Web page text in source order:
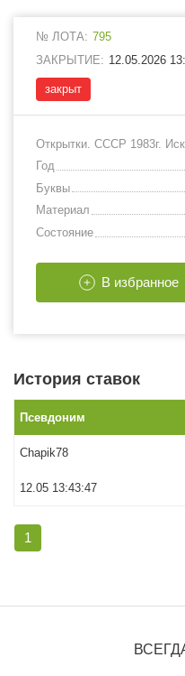
№ ЛОТА: 795
ЗАКРЫТИЕ: 12.05.2026
закрыт
Открытки. СССР 1983г.
Год
Буквы
Материал
Состояние
В избранное
История ставок
Псевдоним
Chapik78
12.05 13:43:47
1